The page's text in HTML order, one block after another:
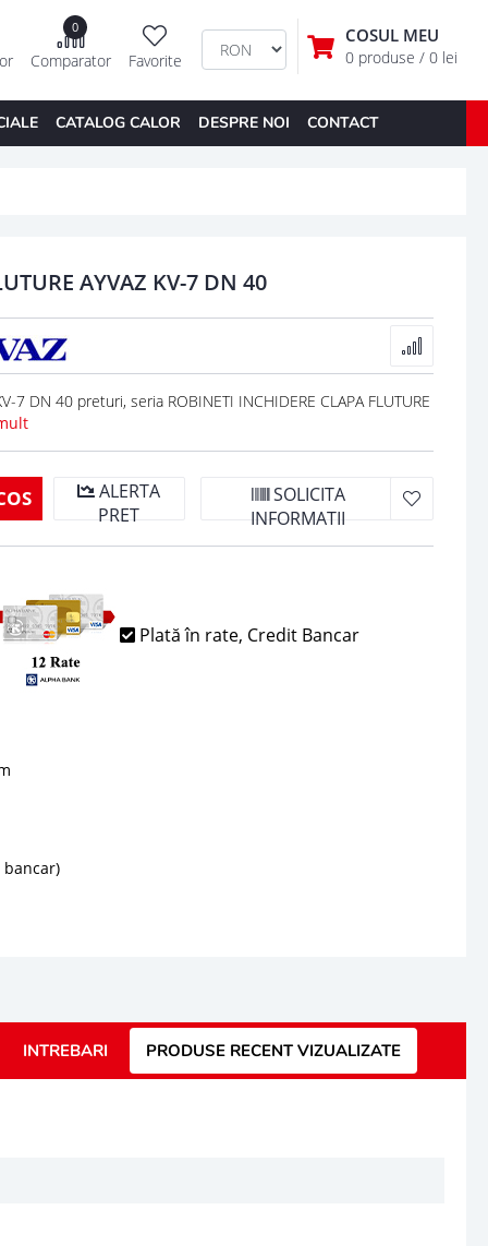
COSUL MEU
0 produse / 0 lei
Favorite
0
Comparator
CATALOG CALOR DESPRE NOI CONTACT
AYVAZ KV-7 DN 40
7 DN 40 preturi, seria ROBINETI INCHIDERE CLAPA FLUTURE
ALERTA
PRET
SOLICITA
INFORMATII
Plată în rate, Credit Bancar
INTREBARI PRODUSE RECENT VIZUALIZATE